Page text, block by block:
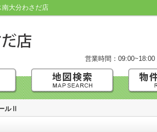
大分わさだ店
営業時間：09:00~18:00
ルⅡ